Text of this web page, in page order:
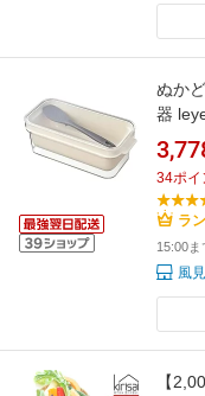
ぬか
器
容器
【楽
34ポイ
ラ
15:00
風
【